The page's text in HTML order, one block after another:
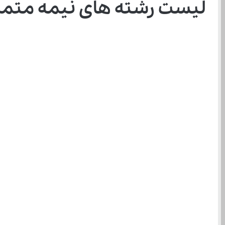
لیست رشته های نیمه متمرکز ۱۴۰۵ و مراحل